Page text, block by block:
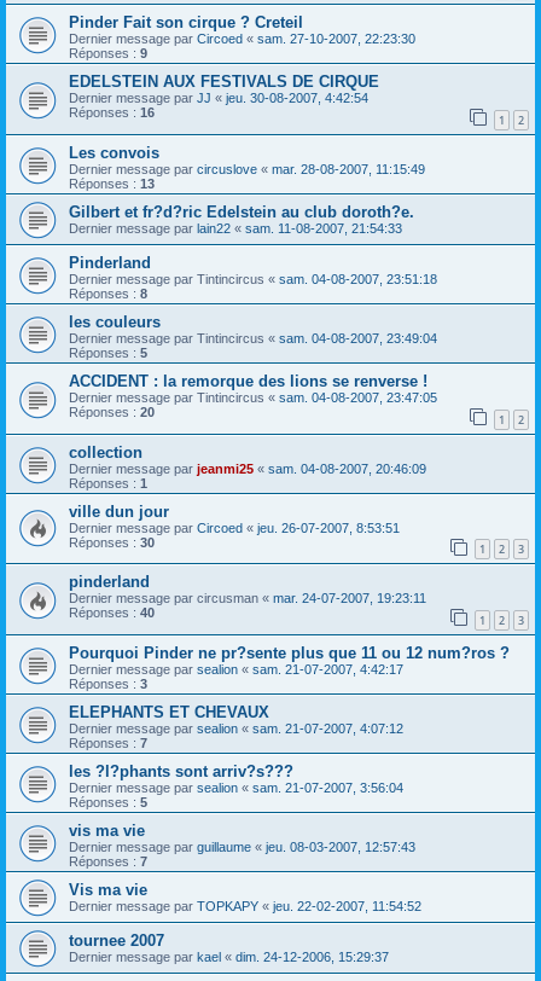
Pinder Fait son cirque ? Creteil
Dernier message par Circoed « sam. 27-10-2007, 22:23:30
Réponses : 9
EDELSTEIN AUX FESTIVALS DE CIRQUE
Dernier message par JJ « jeu. 30-08-2007, 4:42:54
Réponses : 16 1 2
Les convois
Dernier message par circuslove « mar. 28-08-2007, 11:15:49
Réponses : 13
Gilbert et fr?d?ric Edelstein au club doroth?e.
Dernier message par lain22 « sam. 11-08-2007, 21:54:33
Pinderland
Dernier message par Tintincircus « sam. 04-08-2007, 23:51:18
Réponses : 8
les couleurs
Dernier message par Tintincircus « sam. 04-08-2007, 23:49:04
Réponses : 5
ACCIDENT : la remorque des lions se renverse !
Dernier message par Tintincircus « sam. 04-08-2007, 23:47:05
Réponses : 20 1 2
collection
Dernier message par jeanmi25 « sam. 04-08-2007, 20:46:09
Réponses : 1
ville dun jour
Dernier message par Circoed « jeu. 26-07-2007, 8:53:51
Réponses : 30 1 2 3
pinderland
Dernier message par circusman « mar. 24-07-2007, 19:23:11
Réponses : 40 1 2 3
Pourquoi Pinder ne pr?sente plus que 11 ou 12 num?ros ?
Dernier message par sealion « sam. 21-07-2007, 4:42:17
Réponses : 3
ELEPHANTS ET CHEVAUX
Dernier message par sealion « sam. 21-07-2007, 4:07:12
Réponses : 7
les ?l?phants sont arriv?s???
Dernier message par sealion « sam. 21-07-2007, 3:56:04
Réponses : 5
vis ma vie
Dernier message par guillaume « jeu. 08-03-2007, 12:57:43
Réponses : 7
Vis ma vie
Dernier message par TOPKAPY « jeu. 22-02-2007, 11:54:52
tournee 2007
Dernier message par kael « dim. 24-12-2006, 15:29:37